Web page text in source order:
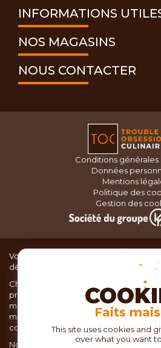
INFORMATIONS
NOS MAGASINS
NOUS CONTACTER
Conditions
Données
Mentions
Politique des
Gestion des
Vous recherchez du matériel de
délicieux plats ou des pâtisseries
Chez TOC, boutique d’ustensiles de
proposons une large sélection de
marques de matériel de cuisine:
matériel de cuisson, service de table,
coutellerie, set picnic.
Nous vous réservons un accueil
Faits
This site uses cookies and
over what you want